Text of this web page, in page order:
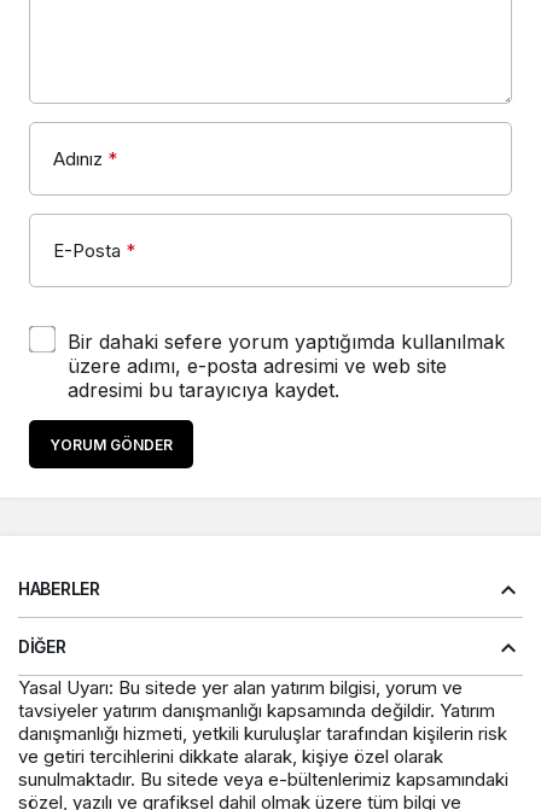
Adınız *
E-Posta *
Bir dahaki sefere yorum yaptığımda kullanılmak
üzere adımı, e-posta adresimi ve web site
adresimi bu tarayıcıya kaydet.
YORUM GÖNDER
HABERLER
DIĞER
Yasal Uyarı: Bu sitede yer alan yatırım bilgisi, yorum ve
tavsiyeler yatırım danışmanlığı kapsamında değildir. Yatırım
danışmanlığı hizmeti, yetkili kuruluşlar tarafından kişilerin risk
ve getiri tercihlerini dikkate alarak, kişiye özel olarak
sunulmaktadır. Bu sitede veya e-bültenlerimiz kapsamındaki
sözel, yazılı ve grafiksel dahil olmak üzere tüm bilgi ve